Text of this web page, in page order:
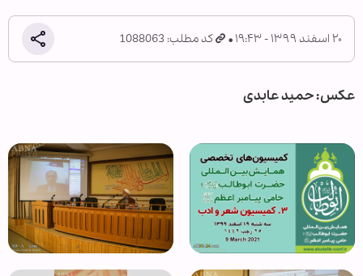
۲۰ اسفند ۱۳۹۹ - ۱۹:۴۳ کد مطلب: 1088063
عکس: حمید عابدی